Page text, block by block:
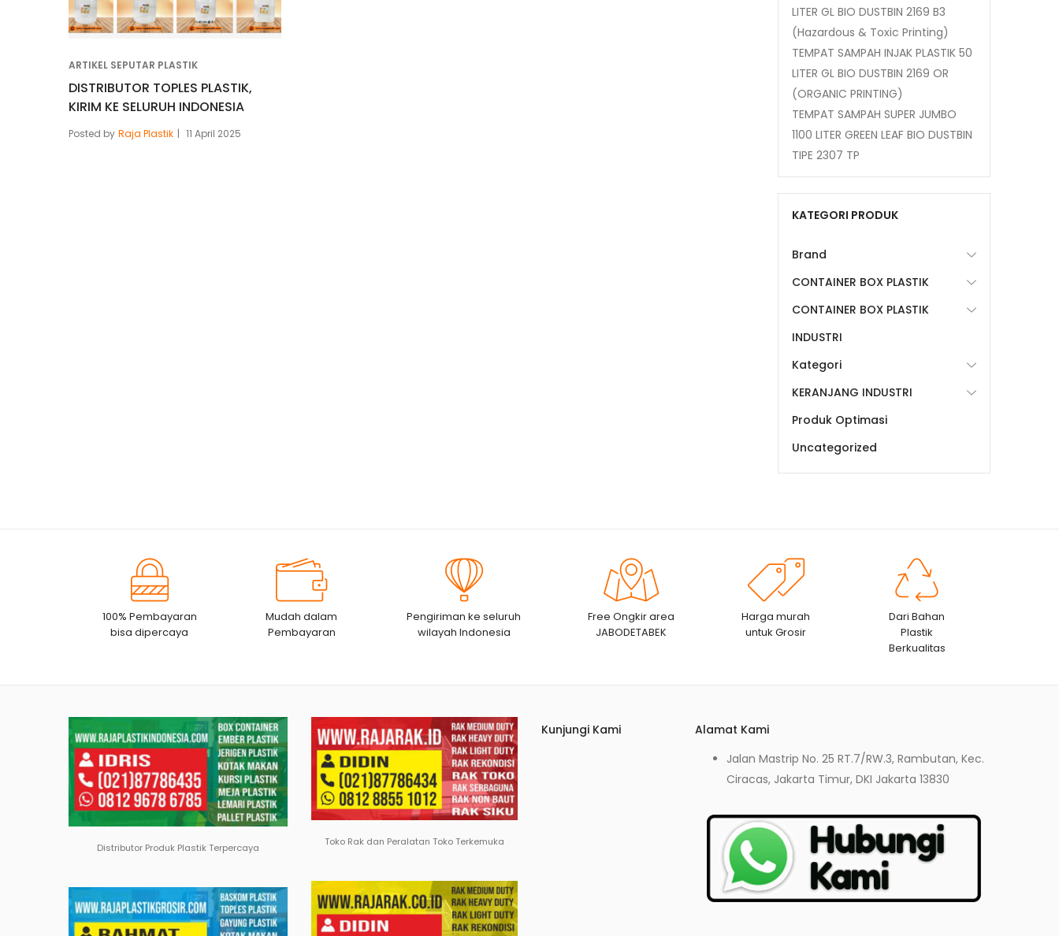
ARTIKEL SEPUTAR PLASTIK
DISTRIBUTOR TOPLES PLASTIK,
KIRIM KE SELURUH INDONESIA
Posted by Raja Plastik 11 April 2025
LITER GL BIO DUSTBIN 2169 B3
(Hazardous & Toxic Printing)
TEMPAT SAMPAH INJAK PLASTIK 50
LITER GL BIO DUSTBIN 2169 OR
(ORGANIC PRINTING)
TEMPAT SAMPAH SUPER JUMBO
1100 LITER GREEN LEAF BIO DUSTBIN
TIPE 2307 TP
KATEGORI PRODUK
Brand
CONTAINER BOX PLASTIK
CONTAINER BOX PLASTIK
INDUSTRI
Kategori
KERANJANG INDUSTRI
Produk Optimasi
Uncategorized
100% Pembayaran
bisa dipercaya
Mudah dalam
Pembayaran
Pengiriman ke seluruh
wilayah Indonesia
Free Ongkir area
JABODETABEK
Harga murah
untuk Grosir
Dari Bahan
Plastik
Berkualitas
Distributor Produk Plastik Terpercaya Toko Rak dan Peralatan Toko Terkemuka
Kunjungi Kami
Alamat Kami
Jalan Mastrip No. 25 RT.7/RW.3, Rambutan, Kec.
Ciracas, Jakarta Timur, DKI Jakarta 13830